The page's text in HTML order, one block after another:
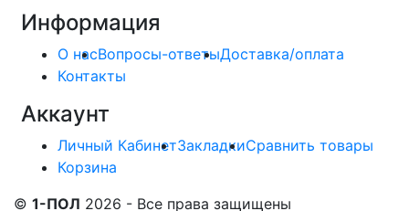
Информация
О насВопросы-ответыДоставка/оплата
Контакты
Аккаунт
Личный КабинетЗакладкиСравнить товары
Корзина
© 1-ПОЛ 2026 - Все права защищены